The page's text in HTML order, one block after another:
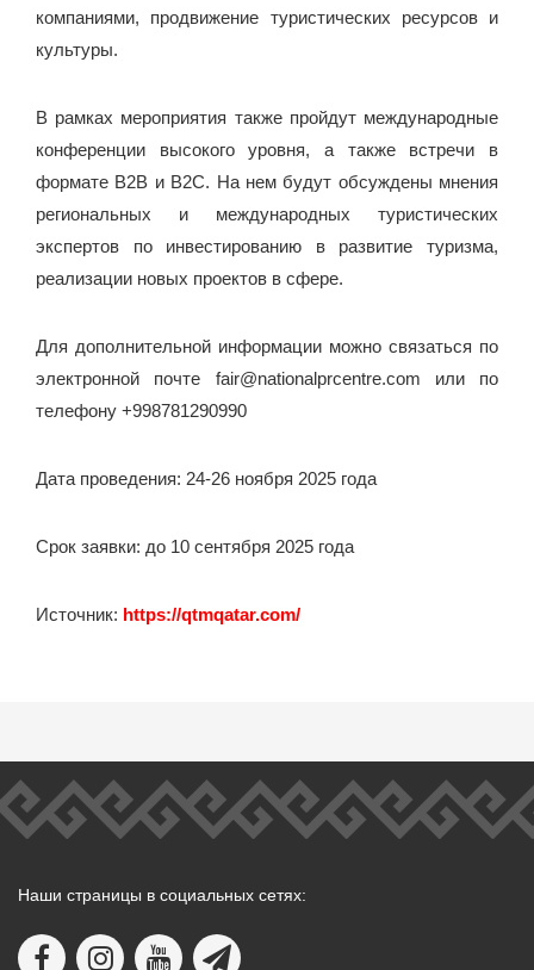
компаниями, продвижение туристических ресурсов и
культуры.
В рамках мероприятия также пройдут международные
конференции высокого уровня, а также встречи в
формате В2В и В2С. На нем будут обсуждены мнения
региональных и международных туристических
экспертов по инвестированию в развитие туризма,
реализации новых проектов в сфере.
Для дополнительной информации можно связаться по
электронной почте fair@nationalprcentre.com или по
телефону +998781290990
Дата проведения: 24-26 ноября 2025 года
Срок заявки: до 10 сентября 2025 года
Источник: https://qtmqatar.com/
Наши страницы в социальных сетях: